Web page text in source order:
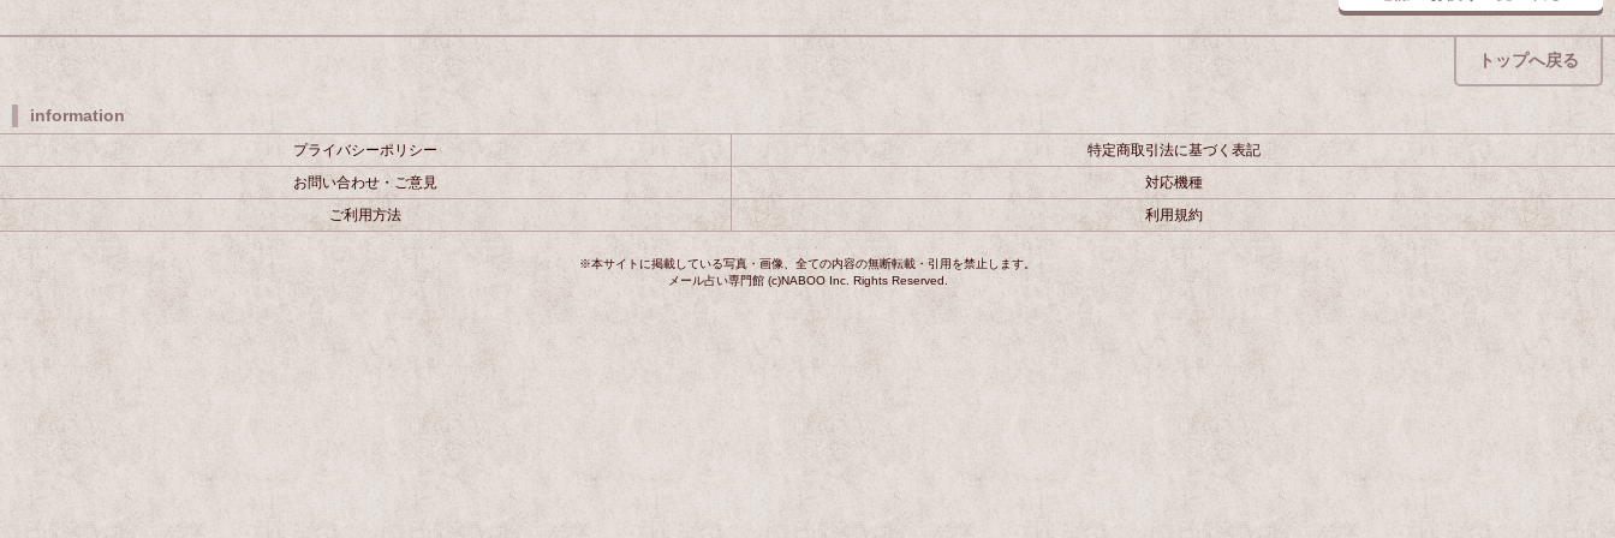
トップへ戻る
information
プライバシーポリシー
特定商取引法に基づく表記
お問い合わせ・ご意見
対応機種
ご利用方法
利用規約
※本サイトに掲載している写真・画像、全ての内容の無断転載・引用を禁止します。
メール占い専門館 (c)NABOO Inc. Rights Reserved.